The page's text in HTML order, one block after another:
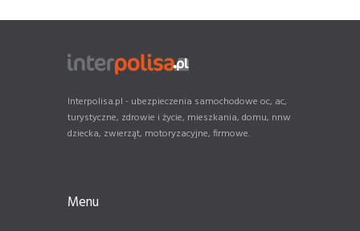
Interpolisa.pl - ubezpieczenia samochodowe oc, ac,
turystyczne, zdrowie i życie, mieszkania, domu, nnw
dziecka, zwierząt, motoryzacyjne, firmowe.
Menu